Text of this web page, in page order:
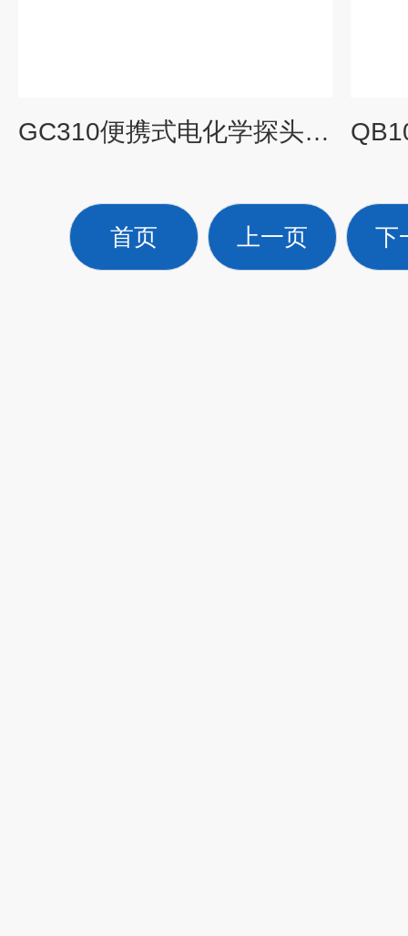
GC310便携式电化学探头复合气体检测仪
首页 上一页 下